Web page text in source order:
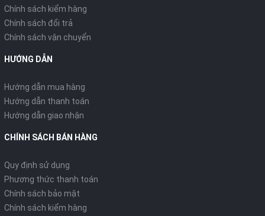
Chính sách kiểm hàng
Chính sách đổi trả
Chính sách vận chuyển
HƯỚNG DẪN
Hướng dẫn mua hàng
Hướng dẫn thanh toán
Hướng dẫn giao nhận
CHÍNH SÁCH BÁN HÀNG
Quy định sử dụng
Phương thức thanh toán
Chính sách bảo mật
Chính sách kiểm hàng